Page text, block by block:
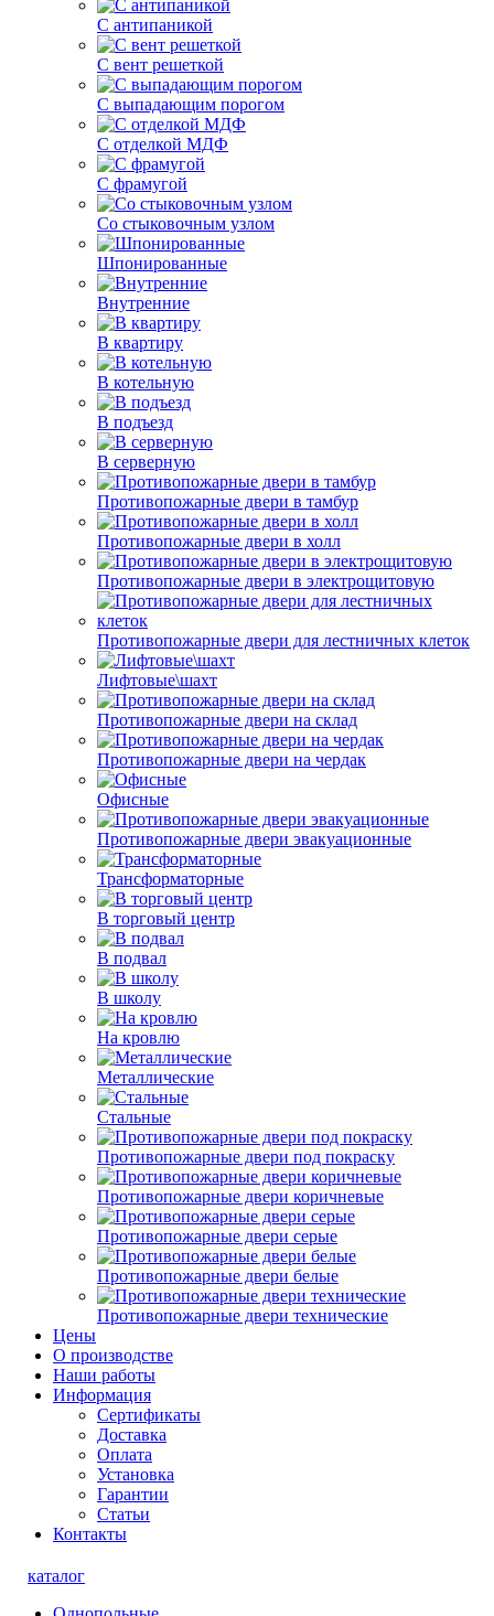
С антипаникой
С вент решеткой
С выпадающим порогом
С отделкой МДФ
С фрамугой
Со стыковочным узлом
Шпонированные
Внутренние
В квартиру
В котельную
В подъезд
В серверную
Противопожарные двери в тамбур
Противопожарные двери в холл
Противопожарные двери в электрощитовую
Противопожарные двери для лестничных клеток
Лифтовые\шахт
Противопожарные двери на склад
Противопожарные двери на чердак
Офисные
Противопожарные двери эвакуационные
Трансформаторные
В торговый центр
В подвал
В школу
На кровлю
Металлические
Стальные
Противопожарные двери под покраску
Противопожарные двери коричневые
Противопожарные двери серые
Противопожарные двери белые
Противопожарные двери технические
Цены
О производстве
Наши работы
Информация
Сертификаты
Доставка
Оплата
Установка
Гарантии
Статьи
Контакты
каталог